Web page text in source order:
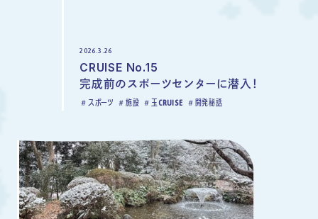
2026.3.26
CRUISE No.15
完成前のスポーツセンターに潜入！
スポーツ 施設 玉CRUISE 開発秘話